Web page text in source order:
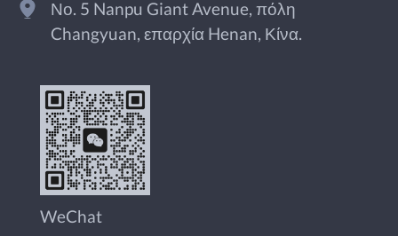
Νο. 5 Nanpu Giant Avenue, πόλη
Changyuan, επαρχία Henan, Κίνα.
WeChat